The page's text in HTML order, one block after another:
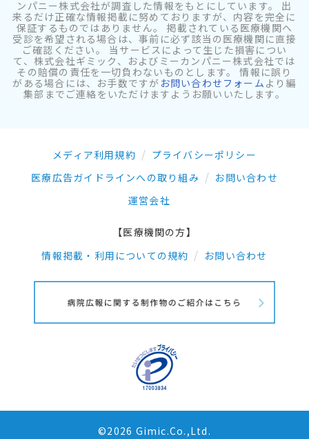
ンパニー株式会社が調査した情報をもとにしています。 出
来るだけ正確な情報掲載に努めておりますが、内容を完全に
保証するものではありません。 掲載されている医療機関へ
受診を希望される場合は、事前に必ず該当の医療機関に直接
ご確認ください。 当サービスによって生じた損害につい
て、株式会社ギミック、およびミーカンパニー株式会社では
その賠償の責任を一切負わないものとします。 情報に誤り
がある場合には、お手数ですが お問い合わせフォーム より編
集部までご連絡をいただけますようお願いいたします。
メディア利用規約
プライバシーポリシー
医療広告ガイドラインへの取り組み
お問い合わせ
運営会社
【医療機関の方】
情報掲載・利用についての規約
お問い合わせ
©2026 Gimic.Co.,Ltd.